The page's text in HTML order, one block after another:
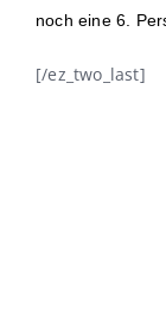
noch eine 6.
[/ez_two_last]